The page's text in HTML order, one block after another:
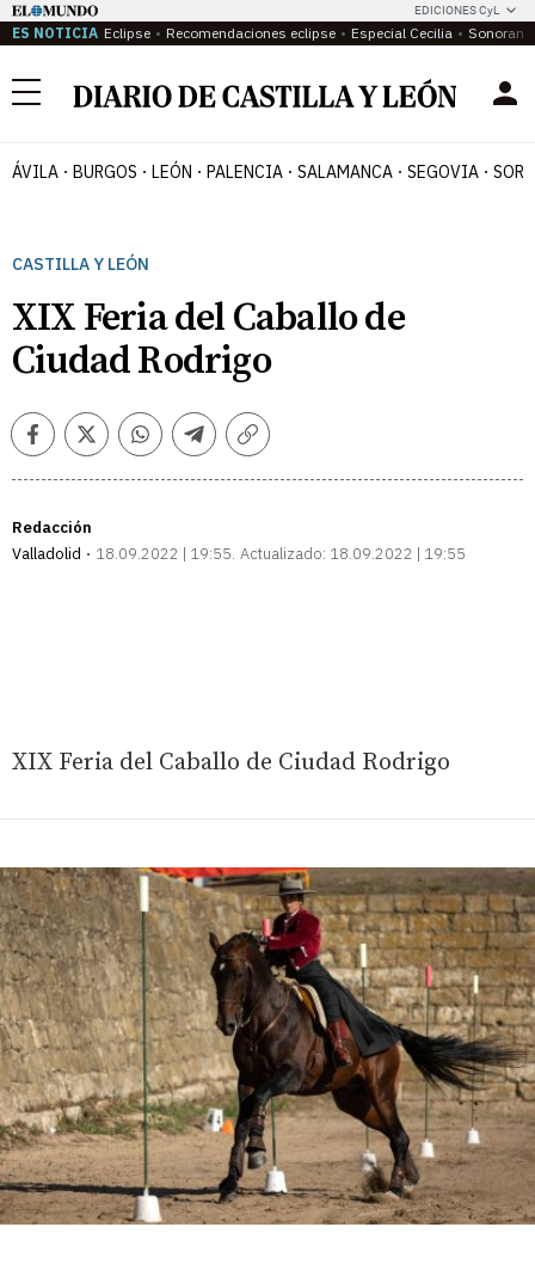
EDICIONES CyL
ES NOTICIA Eclipse Recomendaciones eclipse Especial Cecilia
Menú
ÁVILA BURGOS LEÓN PALENCIA SALAMANCA SEGOVIA
CASTILLA Y LEÓN
XIX Feria del Caballo de
Ciudad Rodrigo
FacebookTwitterWhatsappTelegramCopiar
Redacción
Valladolid
18.09.2022 | 19:55 Actualizado: 18.09.2022 | 19:55
XIX Feria del Caballo de Ciudad Rodrigo